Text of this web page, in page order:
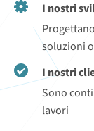
I nostri
soluzioni
I nostri
Sono
lavori